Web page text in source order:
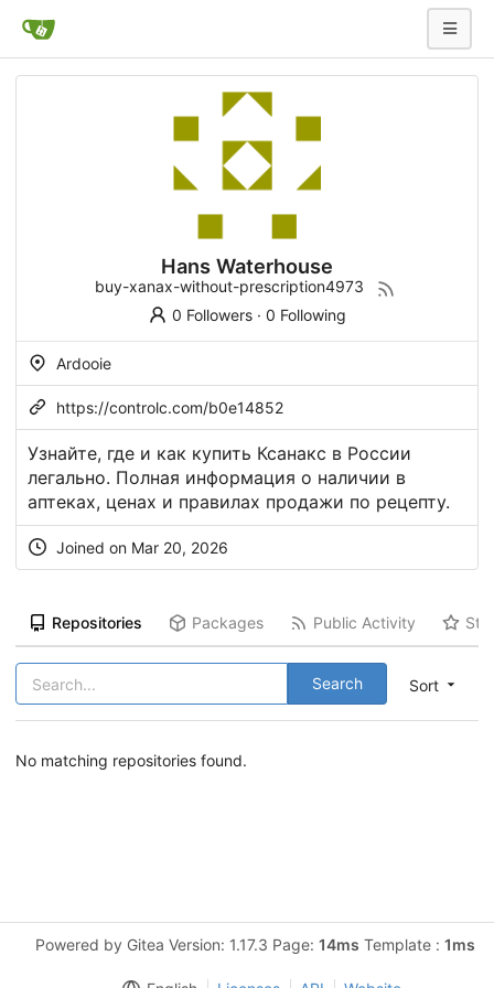
Hans Waterhouse
buy-xanax-without-prescription4973
0 Followers· 0 Following
Ardooie
https://controlc.com/b0e14852
Узнайте, где и как купить Ксанакс в России
легально. Полная информация о наличии в
аптеках, ценах и правилах продажи по рецепту.
Joined on Mar 20, 2026
Repositories Packages Public Activity
Sort
Search
No matching repositories found.
Powered by Gitea Version: 1.17.3 Page: 14ms Template : 1ms